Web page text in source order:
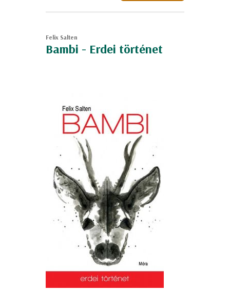
Felix Salten
Bambi - Erdei történet